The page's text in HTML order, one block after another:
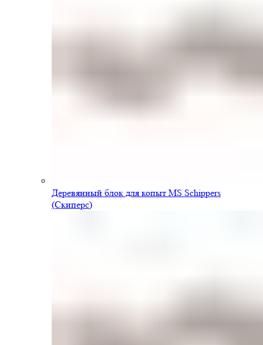
Деревянный блок для копыт MS Schippers
(Скиперс)